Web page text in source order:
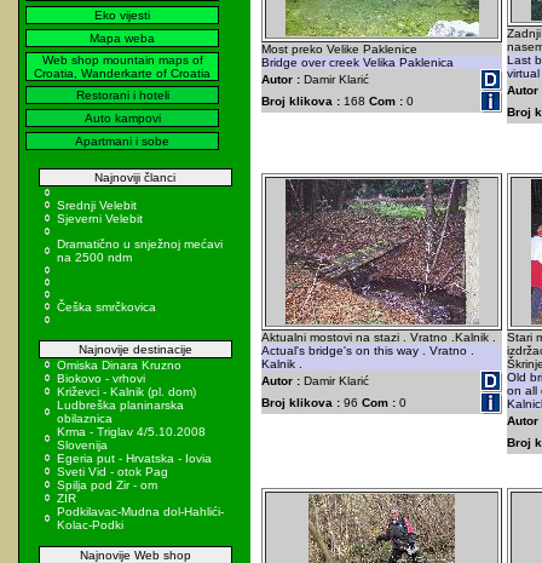
Eko vijesti
Mapa weba
Web shop mountain maps of
Croatia, Wanderkarte of Croatia
Restorani i hoteli
Auto kampovi
Apartmani i sobe
Najnoviji članci
Srednji Velebit
Sjeverni Velebit
Dramatično u snježnoj mećavi
na 2500 ndm
Češka smrčkovica
Najnovije destinacije
Omiska Dinara Kruzno
Biokovo - vrhovi
Križevci - Kalnik (pl. dom)
Ludbreška planinarska
obilaznica
Krma - Triglav 4/5.10.2008
Slovenija
Egeria put - Hrvatska - Iovia
Sveti Vid - otok Pag
Spilja pod Zir - om
ZIR
Podkilavac-Mudna dol-Hahlići-
Kolac-Podki
Najnovije Web shop
Most preko Velike Paklenice
Bridge over creek Velika Paklenica
Autor : Damir Klarić
Broj klikova : 168 Com : 0
Last
Autor
Broj
Aktualni mostovi na stazi . Vratno .Kalnik .
Actual's bridge's on this way . Vratno .
Kalnik .
Autor : Damir Klarić
Broj klikova : 96 Com : 0
Stari
Old
on all
Autor
Broj